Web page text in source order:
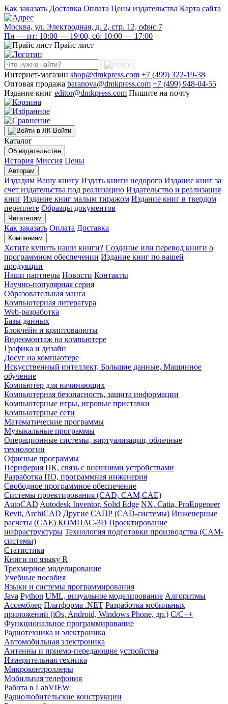
Как заказать Доставка Оплата Цены издательства Карта сайта
Москва, ул. Электродная, д. 2, стр. 12, офис 7
Пн — пт: 10:00 — 19:00, сб: 10:00 — 17:00
Прайс лист
Интернет-магазин shop@dmkpress.com +7 (499) 322-19-38
Оптовая продажа baranova@dmkpress.com +7 (499) 948-04-55
Издание книг editor@dmkpress.com Пишите на почту
Войти
Каталог
Об издательстве
История Миссия Цены
Авторам
Издадим Вашу книгу Издать книги недорого Издание книг за
счет издательства под реализацию Издательство и реализация
книг Издание книг малым тиражом Издание книг в твердом
переплете Образцы документов
Читателям
Как заказать Оплата Доставка
Компаниям
Хотите купить наши книги? Создание или перевод книги о
программном обеспечении Издание книг по вашей
продукции
Наши партнеры Новости Контакты
Научно-популярная серия
Образовательная манга
Компьютерная литература
Web-разработка
Базы данных
Блокчейн и криптовалюты
Видеомонтаж на компьютере
Графика и дизайн
Досуг на компьютере
Искусственный интеллект, Большие данные, Машинное
обучение
Компьютер для начинающих
Компьютерная безопасность, защита информации
Компьютерные игры, игровые приставки
Компьютерные сети
Математические программы
Музыкальные программы
Операционные системы, виртуализация, облачные
технологии
Офисные программы
Периферия ПК, связь с внешними устройствами
Разработка ПО, программная инженерия
Свободное программное обеспечение
Системы проектирования (CAD, CAM,CAE)
AutoCAD Autodesk Inventor, Solid Edge NX, Catia, ProEngeneer
Revit, ArchiCAD Другие САПР (CAD-системы) Инженерные
расчеты (CAE) КОМПАС-3D Проектирование
инфраструктуры Технология подготовки производства (CAM-
системы)
Статистика
Книги по языку R
Трехмерное моделирование
Учебные пособия
Языки и системы программирования
Java Python UML, визуальное моделирование Алгоритмы
Ассемблер Платформа .NET Разработка мобильных
приложений (iOs, Android, Windows Phone, др.) С/С++
Функциональное программирование
Радиотехника и электроника
Автомобильная электроника
Антенны и приемо-передающие устройства
Измерительная техника
Микроконтроллеры
Мобильная телефония
Работа в LabVIEW
Радиолюбительские конструкции